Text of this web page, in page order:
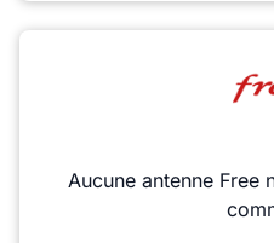
Aucune antenne Free